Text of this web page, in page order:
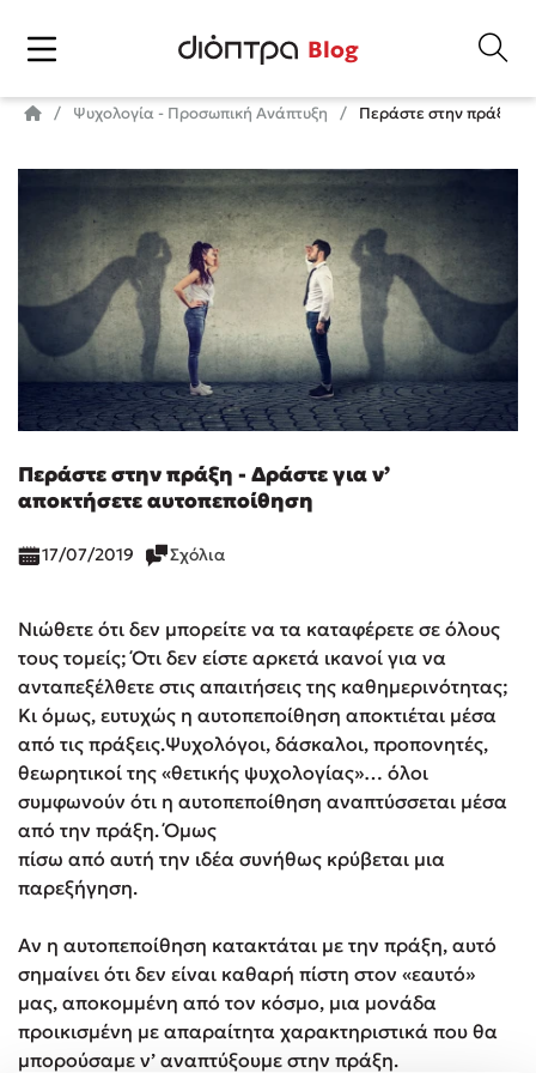
Blog
Ψυχολογία - Προσωπική Ανάπτυξη Περάστε στην πράξη -
Περάστε στην πράξη - Δράστε για ν’
αποκτήσετε αυτοπεποίθηση
17/07/2019 Σχόλια
Νιώθετε ότι δεν μπορείτε να τα καταφέρετε σε όλους
τους τομείς; Ότι δεν είστε αρκετά ικανοί για να
ανταπεξέλθετε στις απαιτήσεις της καθημερινότητας;
Κι όμως, ευτυχώς η αυτοπεποίθηση αποκτιέται μέσα
από τις πράξεις.Ψυχολόγοι, δάσκαλοι, προπονητές,
θεωρητικοί της «θετικής ψυχολογίας»… όλοι
συμφωνούν ότι η αυτοπεποίθηση αναπτύσσεται μέσα
από την πράξη. Όμως
πίσω από αυτή την ιδέα συνήθως κρύβεται μια
παρεξήγηση.
Αν η αυτοπεποίθηση κατακτάται με την πράξη, αυτό
σημαίνει ότι δεν είναι καθαρή πίστη στον «εαυτό»
μας, αποκομμένη από τον κόσμο, μια μονάδα
προικισμένη με απαραίτητα χαρακτηριστικά που θα
μπορούσαμε ν’ αναπτύξουμε στην πράξη.